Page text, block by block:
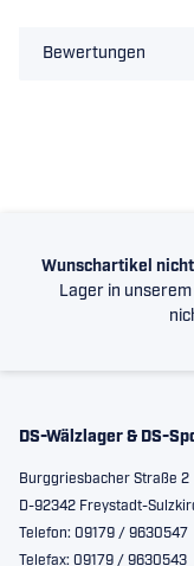
Bewertungen
Wunschartikel
Lager in
DS-Wälzlager & DS-
Burggriesbacher Straße 2
D-92342 Freystadt-
Telefon: 09179 / 9630547
Telefax: 09179 / 9630543